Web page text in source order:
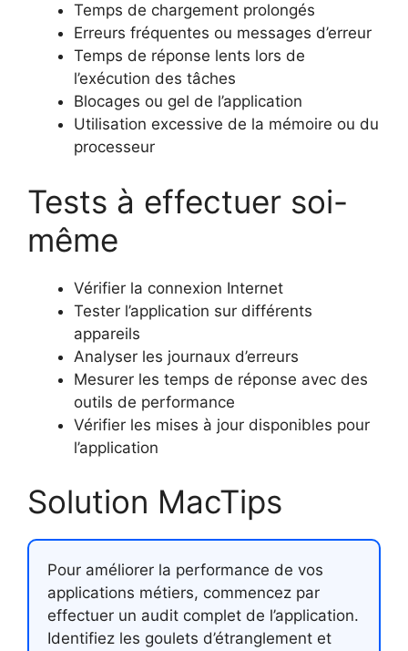
Temps de chargement prolongés
Erreurs fréquentes ou messages d’erreur
Temps de réponse lents lors de
l’exécution des tâches
Blocages ou gel de l’application
Utilisation excessive de la mémoire ou du
processeur
Tests à effectuer soi-
même
Vérifier la connexion Internet
Tester l’application sur différents
appareils
Analyser les journaux d’erreurs
Mesurer les temps de réponse avec des
outils de performance
Vérifier les mises à jour disponibles pour
l’application
Solution MacTips
Pour améliorer la performance de vos
applications métiers, commencez par
effectuer un audit complet de l’application.
Identifiez les goulets d’étranglement et